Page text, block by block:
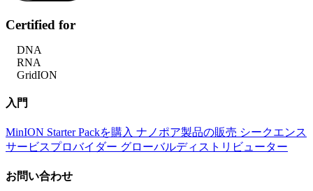
Certified for
DNA
RNA
GridION
入門
MinION Starter Packを購入 ナノポア製品の販売 シークエンス
サービスプロバイダー グローバルディストリビューター
お問い合わせ